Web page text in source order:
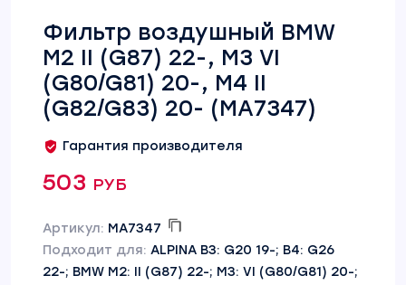
Фильтр воздушный BMW
M2 II (G87) 22-, M3 VI
(G80/G81) 20-, M4 II
(G82/G83) 20- (MA7347)
Гарантия производителя
503 руб
Артикул: MA7347
Подходит для: ALPINA B3: G20 19-; B4: G26
22-; BMW M2: II (G87) 22-; M3: VI (G80/G81) 20-;